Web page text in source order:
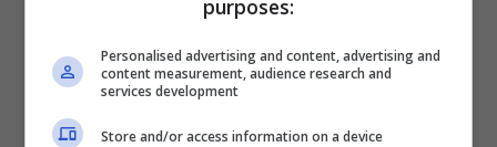
chi viaggia spesso, che offrono la possibilità
di prenotare in pochi clic e pagare con calma.
purposes:
Personalised advertising and content, advertising and
content measurement, audience research and
services development
Store and/or access information on a device